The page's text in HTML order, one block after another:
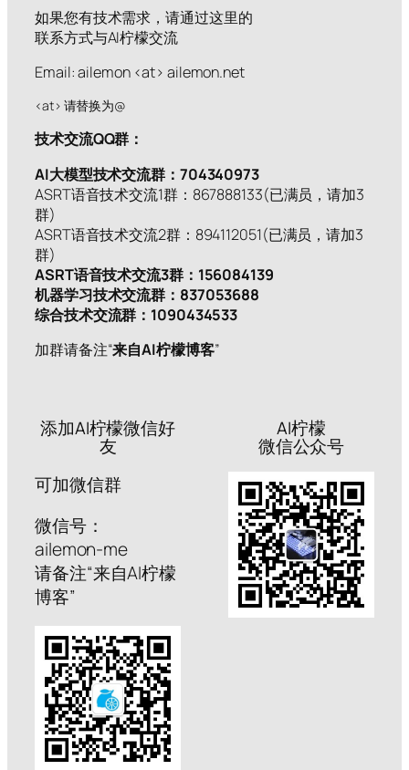
如果您有技术需求，请通过这里的
联系方式与AI柠檬交流
Email: ailemon <at> ailemon.net
<at> 请替换为@
技术交流QQ群：
AI大模型技术交流群：704340973
ASRT语音技术交流1群：867888133(已满员，请加3
群)
ASRT语音技术交流2群：894112051(已满员，请加3
群)
ASRT语音技术交流3群：156084139
机器学习技术交流群：837053688
综合技术交流群：1090434533
加群请备注“来自AI柠檬博客”
添加AI柠檬微信好
友
可加微信群
微信号：
ailemon-me
请备注“来自AI柠檬
博客”
AI柠檬
微信公众号